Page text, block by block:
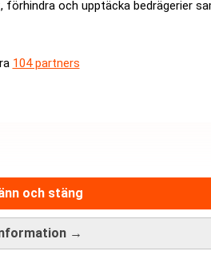
förhindra och upptäcka bedrägerier
104 partners
→
och stäng
juridik och compliance vet vi vad
mer